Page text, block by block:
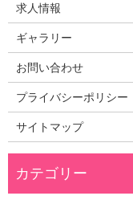
求人情報
ギャラリー
お問い合わせ
プライバシーポリシー
サイトマップ